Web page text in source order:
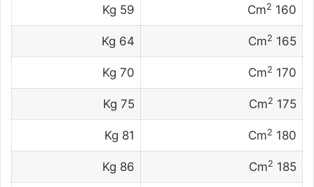
160 Cm
2
59 Kg
165 Cm
2
64 Kg
170 Cm
2
70 Kg
175 Cm
2
75 Kg
180 Cm
2
81 Kg
185 Cm
2
86 Kg